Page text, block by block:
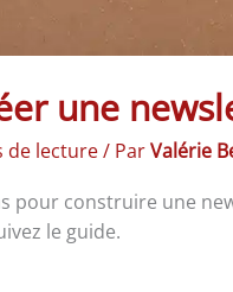
une
de lecture/ ParValérie
pour construire une
le guide.